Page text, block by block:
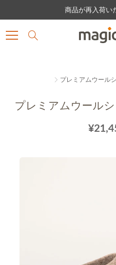
商品が再入荷い
プレミアムウール
プレミアムウール